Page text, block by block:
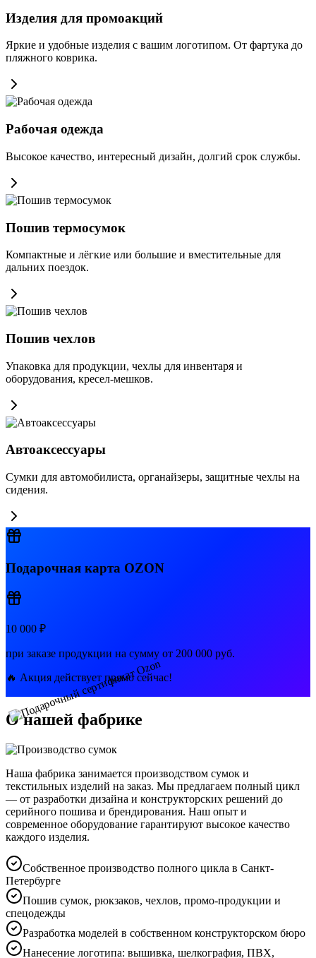
Изделия для промоакций
Яркие и удобные изделия с вашим логотипом. От фартука до
пляжного коврика.
Рабочая одежда
Высокое качество, интересный дизайн, долгий срок службы.
Пошив термосумок
Компактные и лёгкие или большие и вместительные для
дальних поездок.
Пошив чехлов
Упаковка для продукции, чехлы для инвентаря и
оборудования, кресел-мешков.
Автоаксессуары
Сумки для автомобилиста, органайзеры, защитные чехлы на
сидения.
Подарочная карта OZON
10 000 ₽
при заказе продукции на сумму от 200 000 руб.
🔥 Акция действует прямо сейчас!
О нашей фабрике
Наша фабрика занимается производством сумок и
текстильных изделий на заказ. Мы предлагаем полный цикл
— от разработки дизайна и конструкторских решений до
серийного пошива и брендирования. Наш опыт и
современное оборудование гарантируют высокое качество
каждого изделия.
Собственное производство полного цикла в Санкт-
Петербурге
Пошив сумок, рюкзаков, чехлов, промо-продукции и
спецодежды
Разработка моделей в собственном конструкторском бюро
Нанесение логотипа: вышивка, шелкография, ПВХ,